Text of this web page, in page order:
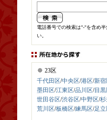
電話番号での検索は"-"を含め
い。
23区
千代田区/中央区/港区/新宿
墨田区/江東区/品川区/目黒
世田谷区/渋谷区/中野区/杉
荒川区/板橋区/練馬区/足立